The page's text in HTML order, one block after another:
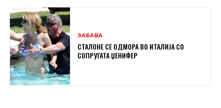
ЗАБАВА
СТАЛОНЕ СЕ ОДМОРА ВО ИТАЛИЈА СО
СОПРУГАТА ЏЕНИФЕР